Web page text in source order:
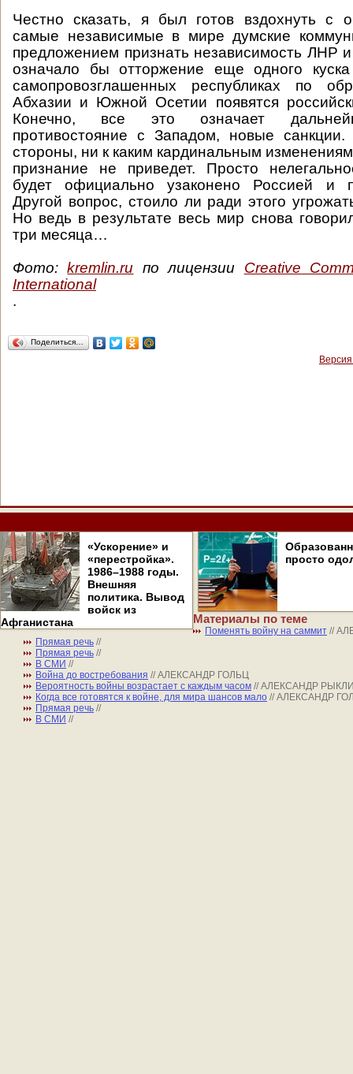
Честно сказать, я был готов вздохнуть с
самые независимые в мире думские
предложением признать независимость ЛНР
означало бы отторжение еще одного
самопровозглашенных республиках по
Абхазии и Южной Осетии появятся
Конечно, все это означает
противостояние с Западом, новые
стороны, ни к каким кардинальным изменениям
признание не приведет. Просто
будет официально узаконено Россией и
Другой вопрос, стоило ли ради этого
Но ведь в результате весь мир снова
три месяца…
Фото:kremlin.ru по лицензии Creative
International
.
Поделиться…
«Ускорение» и
«перестройка».
1986–1988 годы.
Внешняя
политика. Вывод
войск из
Афганистана
просто
Материалы по теме
Поменять войну на саммит //
Прямая речь //
Прямая речь //
В СМИ //
Война до востребования // АЛЕКСАНДР ГОЛЬЦ
Вероятность войны возрастает с каждым часом // АЛЕКСАНДР
Когда все готовятся к войне, для мира шансов мало // АЛЕКСАНДР
Прямая речь //
В СМИ //